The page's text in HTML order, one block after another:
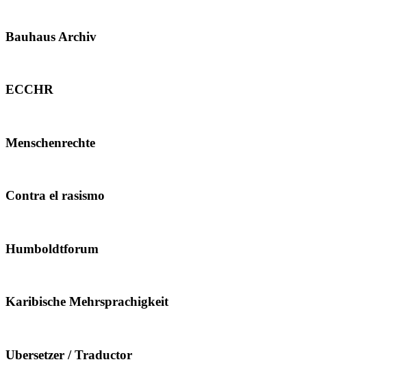
Bauhaus Archiv
ECCHR
Menschenrechte
Contra el rasismo
Humboldtforum
Karibische Mehrsprachigkeit
Ubersetzer / Traductor